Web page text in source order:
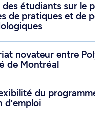
étudiants sur le
de pratiques et de
novateur entre
de Montréal
du
d’emploi